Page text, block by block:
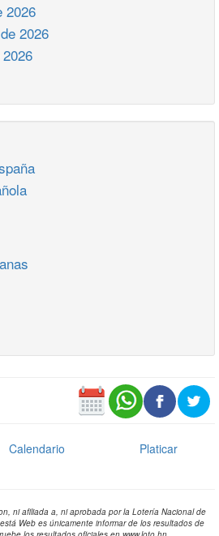
2026
2026
Calendario
Platicar
ni afiliada a, ni aprobada por la Lotería Nacional de
Web es únicamente informar de los resultados de